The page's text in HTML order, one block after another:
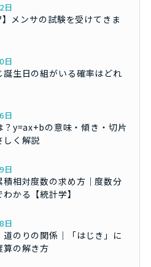
日
】メンサの試験を受けてきま
日
誕生日の組がいる確率はどれ
日
？y=ax+bの意味・傾き・切片
しく解説
日
積相対度数の求め方｜度数分
かる【統計学】
日
道のりの関係｜「はじき」に
算の解き方